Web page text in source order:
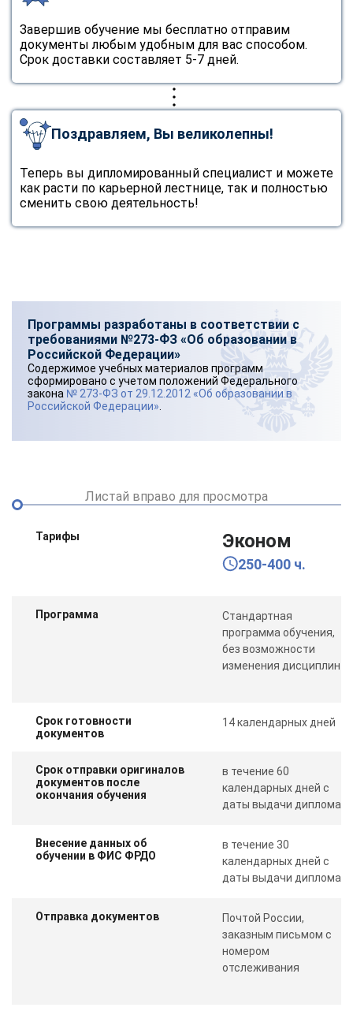
Завершив обучение мы бесплатно отправим
документы любым удобным для вас способом.
Срок доставки составляет 5-7 дней.
Поздравляем, Вы великолепны!
Теперь вы дипломированный специалист и можете
как расти по карьерной лестнице, так и полностью
сменить свою деятельность!
Программы разработаны в соответствии с
требованиями №273-ФЗ «Об образовании в
Российской Федерации»
Содержимое учебных материалов программ
сформировано с учетом положений Федерального
закона № 273-ФЗ от 29.12.2012 «Об образовании в
Российской Федерации»
Листай вправо для просмотра
Тарифы Эконом
250-400 ч.
Программа
Стандартная
программа обучения,
без возможности
изменения дисциплин
Срок готовности
документов
14 календарных дней
Срок отправки оригиналов
документов после
окончания обучения
в течение 60
календарных дней с
даты выдачи диплома
Внесение данных об
обучении в ФИС ФРДО
в течение 30
календарных дней с
даты выдачи диплома
Отправка документов
Почтой России,
заказным письмом с
номером
отслеживания